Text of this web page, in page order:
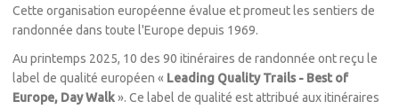
Cette organisation européenne évalue et promeut les sentiers de
randonnée dans toute l'Europe depuis 1969.
Au printemps 2025, 10 des 90 itinéraires de randonnée ont reçu le
label de qualité européen « Leading Quality Trails - Best of
Europe, Day Walk». Ce label de qualité est attribué aux itinéraires